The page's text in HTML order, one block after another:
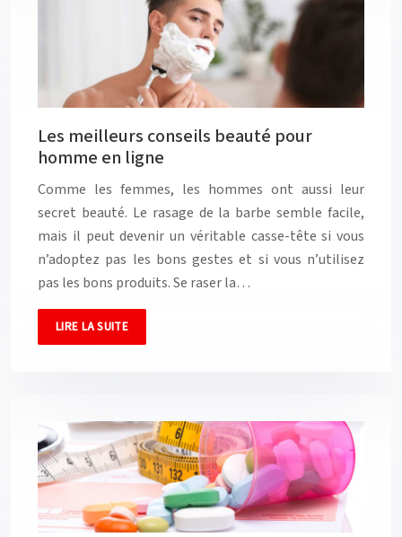
Les meilleurs conseils beauté pour
homme en ligne
Comme les femmes, les hommes ont aussi leur
secret beauté. Le rasage de la barbe semble facile,
mais il peut devenir un véritable casse-tête si vous
n’adoptez pas les bons gestes et si vous n’utilisez
pas les bons produits. Se raser la…
LIRE LA SUITE